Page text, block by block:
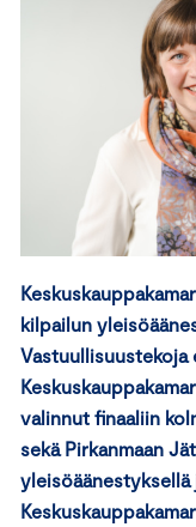
kilpailun
valinnut finaaliin
sekä Pirkanmaan
yleisöäänestyksellä